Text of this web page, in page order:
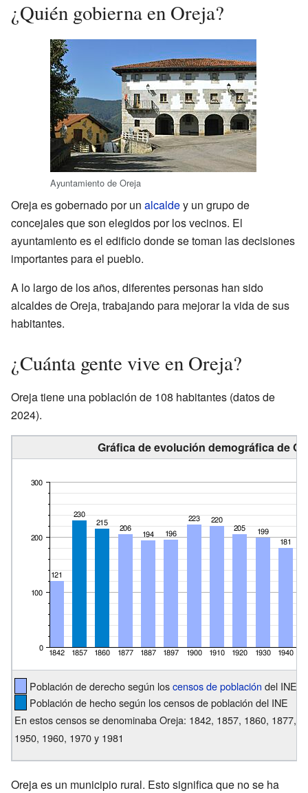
¿Quién gobierna en Oreja?
Ayuntamiento de Oreja
Oreja es gobernado por un alcaldey un grupo de
concejales que son elegidos por los vecinos. El
ayuntamiento es el edificio donde se toman las decisiones
importantes para el pueblo.
A lo largo de los años, diferentes personas han sido
alcaldes de Oreja, trabajando para mejorar la vida de sus
habitantes.
¿Cuánta gente vive en Oreja?
Oreja tiene una población de 108 habitantes (datos de
2024).
Gráfica de evolución demográfica de
Población de derecho según loscensos de población del INE
Población de hecho según los censos de población del INE
En estos censos se denominaba Oreja: 1842, 1857, 1860, 1877,
1950, 1960, 1970 y 1981
Oreja es un municipio rural. Esto significa que no se ha